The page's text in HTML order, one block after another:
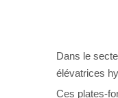
Dans le
élévatrices
Ces plates-